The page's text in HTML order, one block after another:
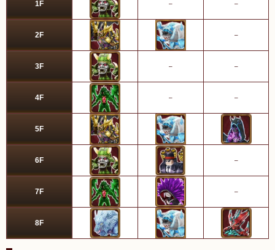
1F – –
2F –
3F – –
4F – –
5F
6F –
7F –
8F